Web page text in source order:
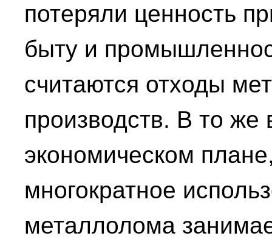
потеряли ценность
быту и
считаются отходы
производств. В то же
экономическом
многократное
металлолома